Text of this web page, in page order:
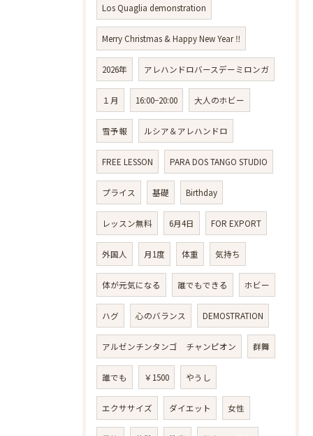
Los Quaglia demonstration
Merry Christmas & Happy New Year ‼️
2026年 アレハンドロバースデーミロンガ
１月 16:00−20:00 大人のホビー
雪予報 ルシア＆アレハンドロ
FREE LESSON PARA DOS TANGO STUDIO
プライス 基礎 Birthday
レッスン無料 6月4日 FOR EXPORT
外国人 月1度 体重 気持ち
体が元気になる 誰でもできる ホビー
ハグ 心のバランス DEMOSTRATION
アルゼンチンタンゴ チャンピオン 群舞
誰でも ￥1500 やうし
エクササイズ ダイエット 女性